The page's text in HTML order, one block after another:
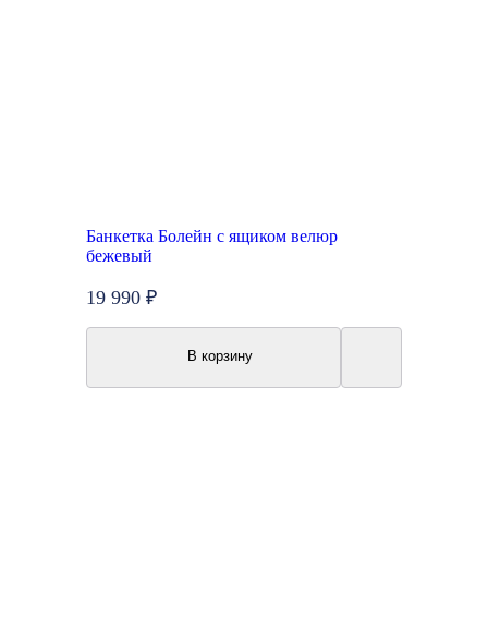
Банкетка Болейн с ящиком велюр
бежевый
19 990 ₽
В корзину